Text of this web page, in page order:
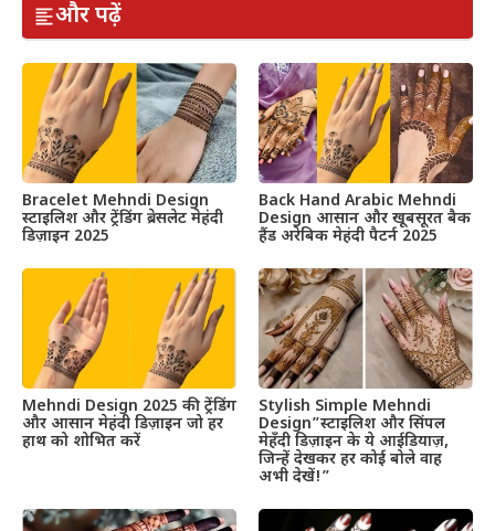
और पढ़ें
Bracelet Mehndi Design
स्टाइलिश और ट्रेंडिंग ब्रेसलेट मेहंदी
डिज़ाइन 2025
Back Hand Arabic Mehndi
Design आसान और खूबसूरत बैक
हैंड अरेबिक मेहंदी पैटर्न 2025
Mehndi Design 2025 की ट्रेंडिंग
और आसान मेहंदी डिज़ाइन जो हर
हाथ को शोभित करें
Stylish Simple Mehndi
Design”स्टाइलिश और सिंपल
मेहँदी डिज़ाइन के ये आईडियाज़,
जिन्हें देखकर हर कोई बोले वाह
अभी देखें!”